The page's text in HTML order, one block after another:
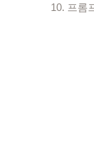
10. 프롬